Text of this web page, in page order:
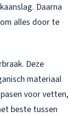
Daarna
alles door te
Deze
materiaal
voor vetten,
beste tussen